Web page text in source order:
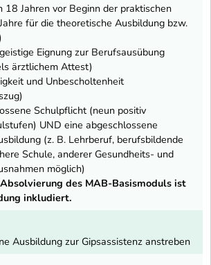
18 Jahren vor Beginn der praktischen
für die theoretische Ausbildung bzw.
Eignung zur Berufsausübung
ärztlichem Attest)
und Unbescholtenheit
Schulpflicht (neun positiv
UND eine abgeschlossene
(z. B. Lehrberuf, berufsbildende
Schule, anderer Gesundheits- und
möglich)
des MAB-Basismoduls ist
inkludiert.
Ausbildung zur Gipsassistenz anstreben